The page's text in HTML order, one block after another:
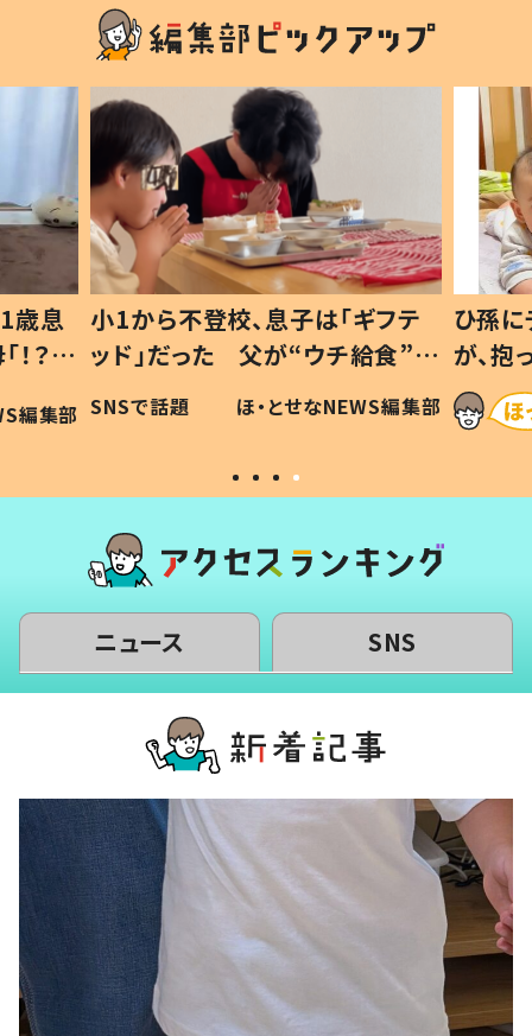
フテ
食”を
編集部
ひ孫にデレデレな80歳じいじ
が、抱っこすると…ひ孫の反応に
「涙が出ました」「可愛くて仕方な
い」
ほ・とせなNEWS編集部
ニュース SNS